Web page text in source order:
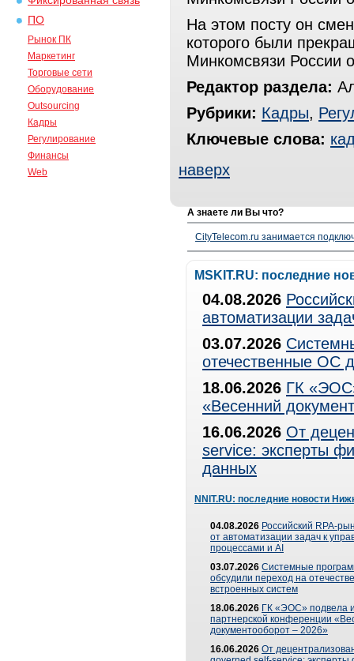
ПО
Рынок ПК
Маркетинг
Торговые сети
Оборудование
Outsourcing
Кадры
Регулирование
Финансы
Web
На этом посту он
которого были
Минкомсвязи России
Редактор раздела:
Рубрики: Кадры,
Ключевые слова:
наверх
А знаете ли Вы что?
CityTelecom.ru занимается
MSKIT.RU: последние
04.08.2026
автоматизации
03.07.2026
отечественные ОС
18.06.2026 ГК
«Весенний
16.06.2026 От
service: эксперты
данных
NNIT.RU: последние новости
04.08.2026 Российский RPA-
от автоматизации задач к
процессами и AI
03.07.2026 Системные
обсудили переход на
встроенных систем
18.06.2026 ГК «ЭОС» подвела
партнерской конференции
документооборот – 2026»
16.06.2026 От